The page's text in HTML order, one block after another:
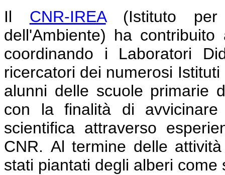
Il CNR-IREA(Istituto per il
dell'Ambiente) ha
coordinando i Laboratori
ricercatori dei numerosi
alunni delle scuole primarie
con la finalità di
scientifica attraverso
CNR. Al termine delle
stati piantati degli alberi